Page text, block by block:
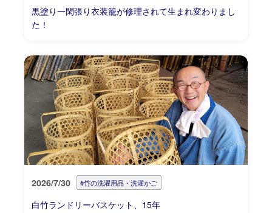
黒塗り一閑張り衣装籠が修理されて生まれ変わりまし
た！
2026/7/30 #竹の洗濯用品・洗濯かご
白竹ランドリーバスケット、15年